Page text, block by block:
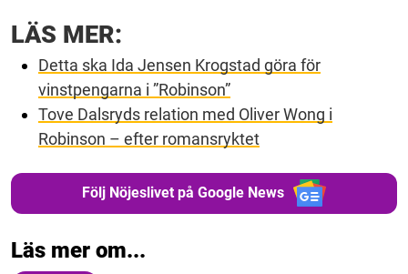
LÄS MER:
Detta ska Ida Jensen Krogstad göra för
vinstpengarna i ”Robinson”
Tove Dalsryds relation med Oliver Wong i
Robinson – efter romansryktet
Följ Nöjeslivet på Google News
Läs mer om...